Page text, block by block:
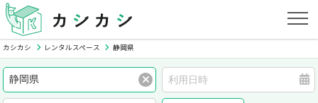
カシカシ レンタルスペース 静岡県